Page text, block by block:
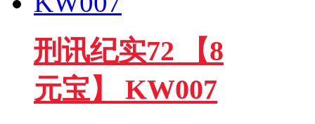
刑讯纪实72 【8
元宝】 KW007